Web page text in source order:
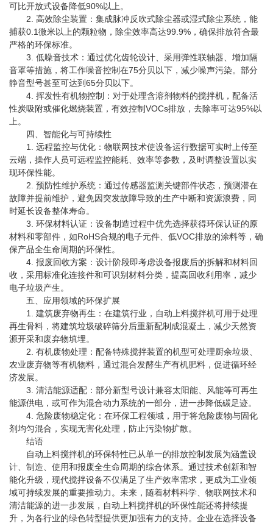
可比开放式设备降低90%以上。
2. 高效除尘装置：集成脉冲反吹式除尘器或湿式除尘系统，能
捕获0.1微米以上的颗粒物，除尘效率高达99.9%，确保排放符合最
严格的环保标准。
3. 低噪音技术：通过优化齿轮设计、采用弹性联轴器、增加隔
音罩等措施，将工作噪音控制在75分贝以下，减少噪声污染。部分
静音型号甚至可达到65分贝以下。
4. 挥发性有机物控制：对于处理含溶剂物料的搅拌机，配备活
性炭吸附或催化燃烧装置，有效控制VOCs排放，去除率可达95%以
上。
四、智能化与可持续性
1. 远程监控与优化：物联网技术使设备运行数据可实时上传至
云端，操作人员可远程监控能耗、效率等参数，及时调整设置以实
现环保性能。
2. 预防性维护系统：通过传感器监测关键部件状态，预测潜在
故障并提前维护，避免因突发故障导致的生产中断和资源浪费，同
时延长设备整体寿命。
3. 环保材料认证：设备制造过程中优先选择获得环保认证的原
材料和零部件，如RoHS合规的电子元件、低VOC排放的涂料等，确
保产品全生命周期的环保性。
4. 报废回收方案：设计阶段即考虑设备报废后的拆解和材料回
收，采用标准化连接件和可识别材料分类，提高回收利用率，减少
电子垃圾产生。
五、应用领域的环保扩展
1. 建筑废弃物再生：在建筑行业，自动上料搅拌机可用于处理
再生骨料，将建筑垃圾破碎筛分后重新配制成混凝土，减少天然资
源开采和废弃物填埋。
2. 有机废物处理：配备特殊搅拌装置的机型可处理厨余垃圾、
农业废弃物等有机物料，通过混合发酵生产有机肥料，促进循环经
济发展。
3. 清洁能源适配：部分新型号设计兼容太阳能、风能等可再生
能源供电，或可作为混合动力系统的一部分，进一步降低碳足迹。
4. 危险废物稳定化：在环保工程领域，用于将危险废物与固化
剂均匀混合，实现无害化处理，防止污染物扩散。
结语
自动上料搅拌机的环保特性已从单一的排放控制发展为涵盖设
计、制造、使用和报废全生命周期的综合体系。通过技术创新和智
能化升级，现代搅拌设备不仅满足了生产效率需求，更成为工业领
域可持续发展的重要推动力。未来，随着材料科学、物联网技术和
清洁能源的进一步发展，自动上料搅拌机的环保性能还将持续提
升，为各行业的绿色转型提供更加强有力的支持。企业在选择设备